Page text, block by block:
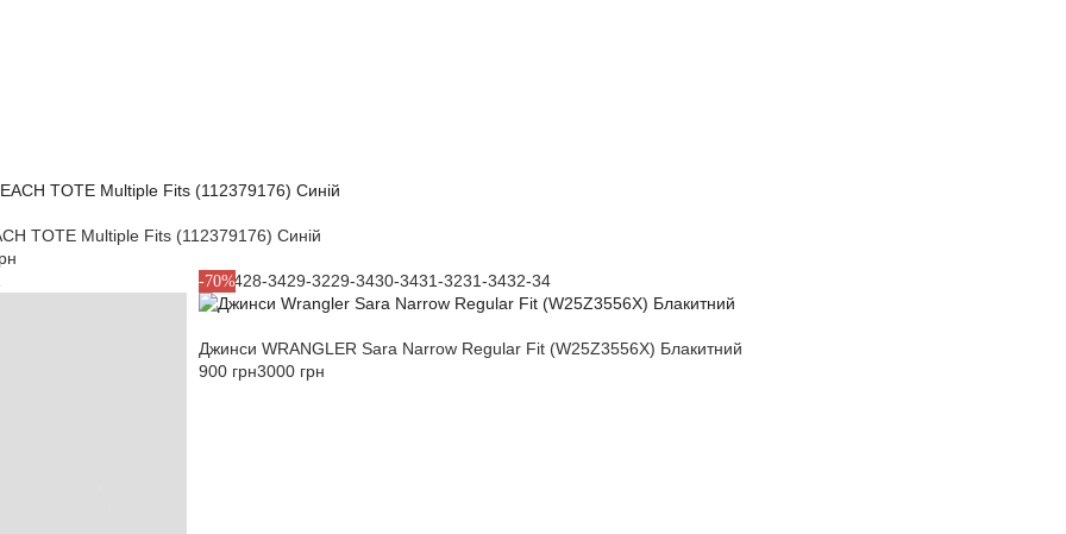
Застосувати фільтри
TOTE Multiple Fits (112379176) Синій
-70%
27-3428-3429-3229-3430-3431-3231-3432-34
Джинси WRANGLER Sara Narrow Regular Fit (W25Z3556X) Блакитний
900 грн3000 грн